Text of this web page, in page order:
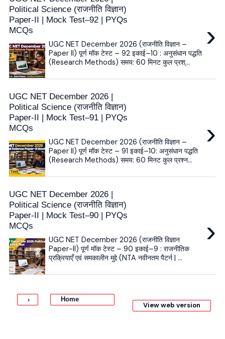
Political Science (राजनीति विज्ञान)
Paper-II | Mock Test–92 | PYQs
MCQs
›
UGC NET December 2026 (राजनीति विज्ञान –
Paper II) पूर्ण मॉक टेस्ट – 92 इकाई–10 : अनुसंधान पद्धति
(Research Methods) समय: 60 मिनट कुल प्रश्...
UGC NET December 2026 |
Political Science (राजनीति विज्ञान)
Paper-II | Mock Test–91 | PYQs
MCQs
›
UGC NET December 2026 (राजनीति विज्ञान –
Paper II) पूर्ण मॉक टेस्ट – 91 इकाई–10: अनुसंधान पद्धति
(Research Methods) समय: 60 मिनट कुल प्रश्न...
UGC NET December 2026 |
Political Science (राजनीति विज्ञान)
Paper-II | Mock Test–90 | PYQs
MCQs
›
UGC NET December 2026 (राजनीति विज्ञान
Paper-II) पूर्ण मॉक टेस्ट – 90 इकाई–9 : राजनीतिक
प्रक्रियाएँ एवं समकालीन मुद्दे (NTA नवीनतम पैटर्न | ...
› Home
View web version